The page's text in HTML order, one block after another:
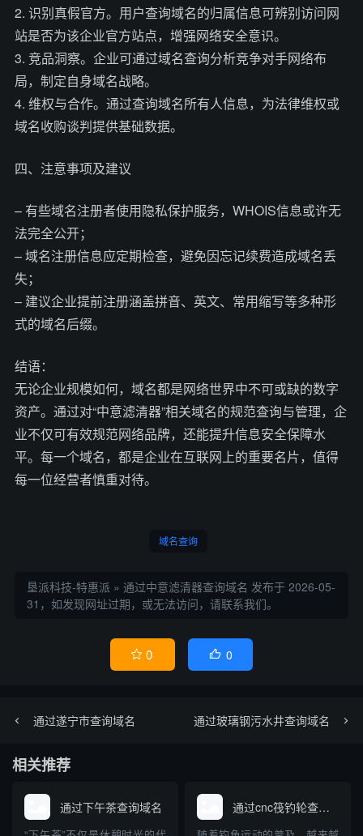
2. 识别真假官方。用户查询域名的归属信息可辨别访问网
站是否为该企业官方站点，增强网络安全意识。
3. 竞品洞察。企业可通过域名查询分析竞争对手网络布
局，制定自身域名战略。
4. 维权与合作。通过查询域名所有人信息，为法律维权或
域名收购谈判提供基础数据。
四、注意事项及建议
– 有些域名注册者使用隐私保护服务，WHOIS信息或许无
法完全公开；
– 域名注册信息应定期检查，避免因忘记续费造成域名丢
失；
– 建议企业提前注册涵盖拼音、英文、常用缩写等多种形
式的域名后缀。
结语：
无论企业规模如何，域名都是网络世界中不可或缺的数字
资产。通过对“中意滤清器”相关域名的规范查询与管理，企
业不仅可有效规范网络品牌，还能提升信息安全保障水
平。每一个域名，都是企业在互联网上的重要名片，值得
每一位经营者慎重对待。
域名查询
垦派科技-特惠派 » 通过中意滤清器查询域名 发布于 2026-05-
31，如发现网址过期，或无法访问，请联系我们。
 0  0
通过遂宁市查询域名 通过玻璃钢污水井查询域名
相关推荐
通过下午茶查询域名 通过cnc筏钓轮查询域名